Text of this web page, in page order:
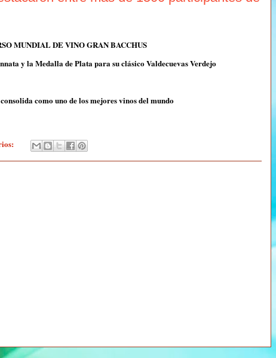
MUNDIAL DE VINO GRAN BACCHUS
y la Medalla de Plata para su clásico Valdecuevas Verdejo
como uno de los mejores vinos del mundo